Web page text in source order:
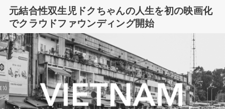
元結合性双生児ドクちゃんの人生を初の映画化
でクラウドファウンディング開始